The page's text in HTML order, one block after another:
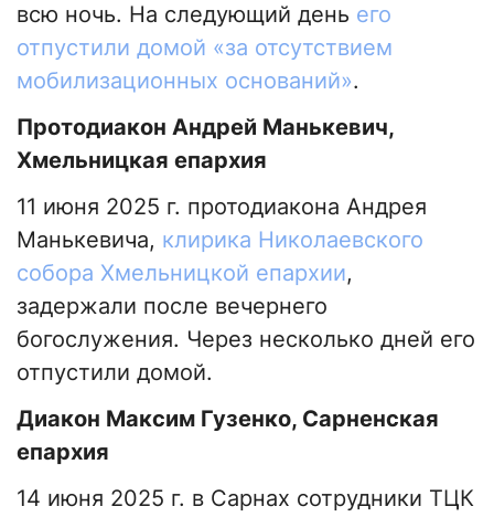
всю ночь. На следующий день его
отпустили домой «за отсутствием
мобилизационных оснований».
Протодиакон Андрей Манькевич,
Хмельницкая епархия
11 июня 2025 г. протодиакона Андрея
Манькевича, клирика Николаевского
собора Хмельницкой епархии,
задержали после вечернего
богослужения. Через несколько дней его
отпустили домой.
Диакон Максим Гузенко, Сарненская
епархия
14 июня 2025 г. в Сарнах сотрудники ТЦК